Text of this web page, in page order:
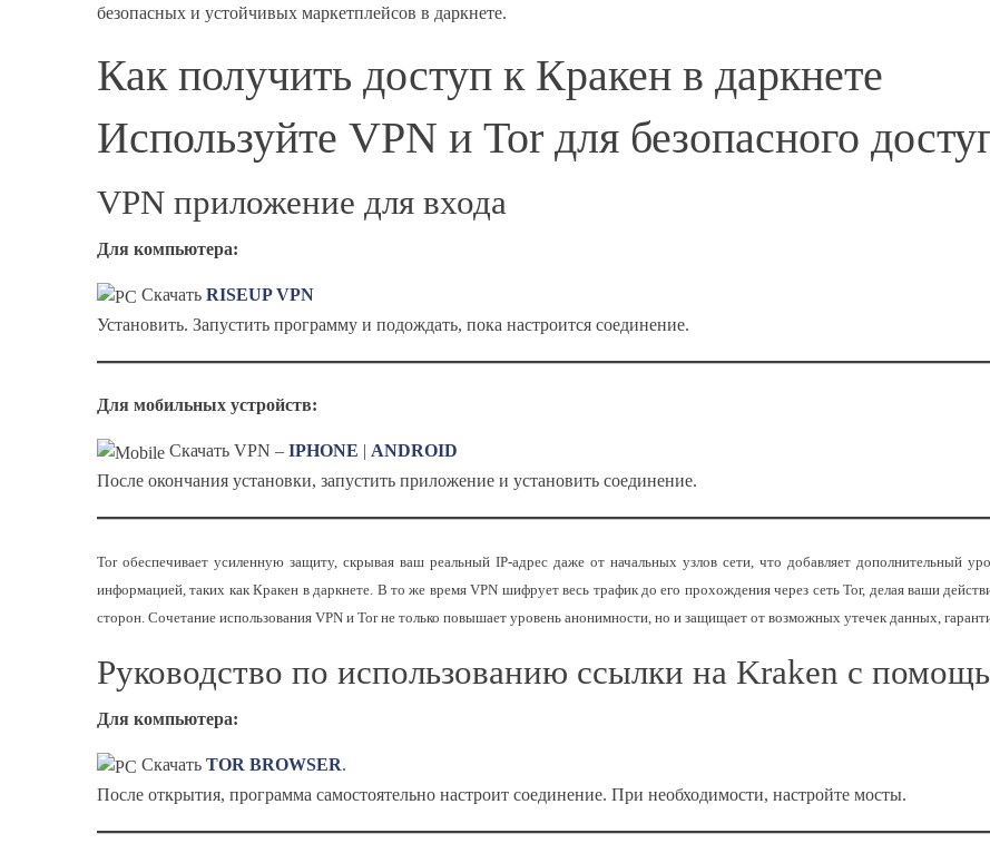
безопасных и устойчивых маркетплейсов в даркнете.
Как получить доступ к Кракен в даркнете
Используйте VPN и Tor для безопасного
VPN приложение для входа
Для компьютера:
Скачать RISEUP VPN
Установить. Запустить программу и подождать, пока настроится соединение.
Для мобильных устройств:
Скачать VPN – IPHONE | ANDROID
После окончания установки, запустить приложение и установить соединение.
Tor обеспечивает усиленную защиту, скрывая ваш реальный IP-адрес даже от начальных узлов сети, что добавляет дополнительный
информацией, таких как Кракен в даркнете. В то же время VPN шифрует весь трафик до его прохождения через сеть Tor, делая ваши
сторон. Сочетание использования VPN и Tor не только повышает уровень анонимности, но и защищает от возможных утечек данных,
Руководство по использованию ссылки на Kraken с
Для компьютера:
Скачать TOR BROWSER.
После открытия, программа самостоятельно настроит соединение. При необходимости, настройте мосты.